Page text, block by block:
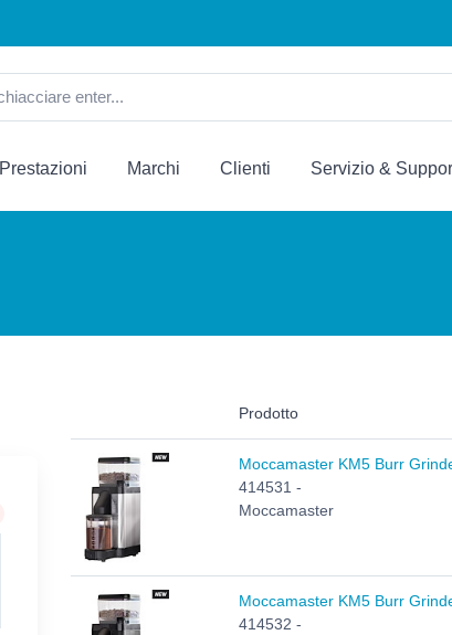
Prestazioni Marchi Clienti Servizio &
Prodotto
Moccamaster KM5 Burr
414531 -
Moccamaster
Moccamaster KM5 Burr
414532 -